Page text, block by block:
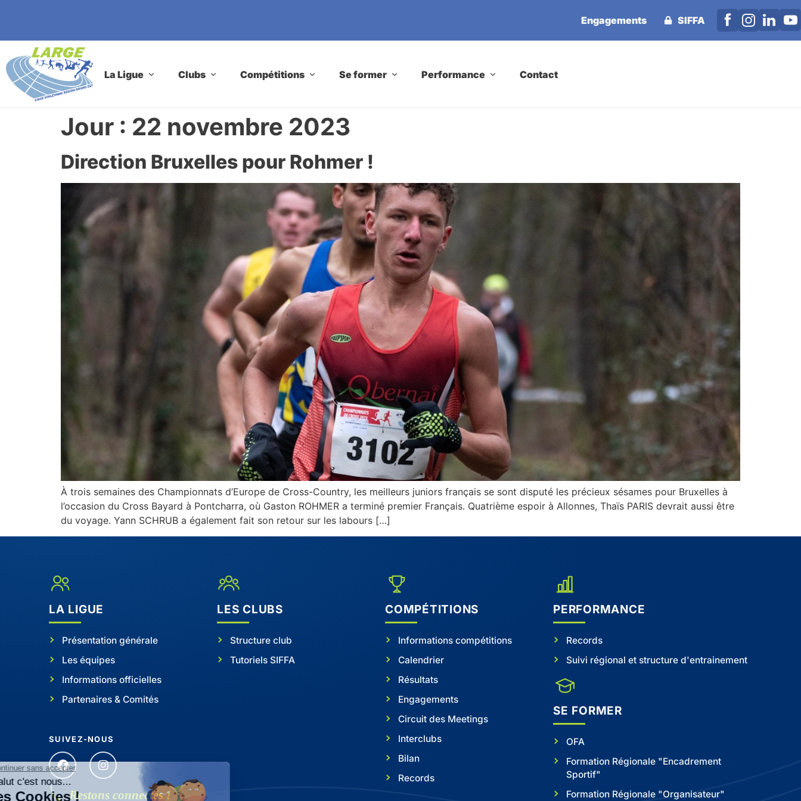
Engagements SIFFA
La Ligue Clubs Compétitions Se former Performance Contact
Jour : 22 novembre 2023
Direction Bruxelles pour Rohmer !
À trois semaines des Championnats d’Europe de Cross-Country, les meilleurs juniors français se sont disputé les précieux sésames pour Bruxelles à
l’occasion du Cross Bayard à Pontcharra, où Gaston ROHMER a terminé premier Français. Quatrième espoir à Allonnes, Thaïs PARIS devrait aussi être
du voyage. Yann SCHRUB a également fait son retour sur les labours […]
LA LIGUE
Présentation générale
Les équipes
Informations officielles
Partenaires & Comités
SUIVEZ-NOUS
Restons connectés !
LES CLUBS
Structure club
Tutoriels SIFFA
COMPÉTITIONS
Informations compétitions
Calendrier
Résultats
Engagements
Circuit des Meetings
Interclubs
Bilan
Records
PERFORMANCE
Records
Suivi régional et structure d'entrainement
SE FORMER
OFA
Formation Régionale "Encadrement
Sportif"
Formation Régionale "Organisateur"